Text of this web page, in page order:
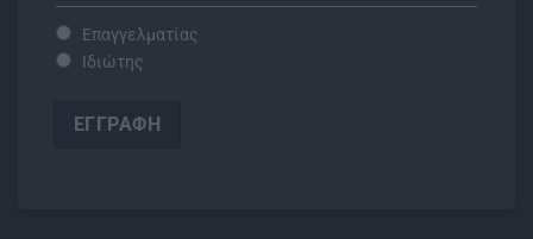
Επαγγελματίας
Ιδιώτης